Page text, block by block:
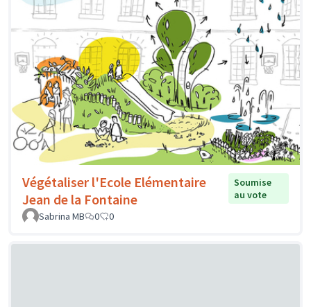
Végétaliser l'Ecole Elémentaire
Jean de la Fontaine
Soumise
au vote
Sabrina MB
0 0